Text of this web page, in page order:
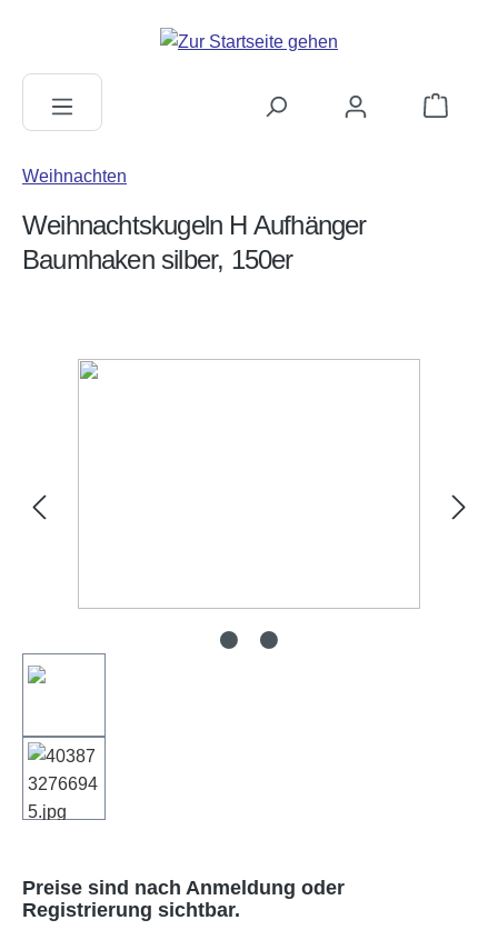
Weihnachten
Weihnachtskugeln H Aufhänger
Baumhaken silber, 150er
Bildergalerie überspringen
Preise sind nach Anmeldung oder
Registrierung sichtbar.